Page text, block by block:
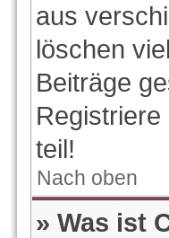
aus
löschen
Beiträge
teil!
Nach oben
» Was ist